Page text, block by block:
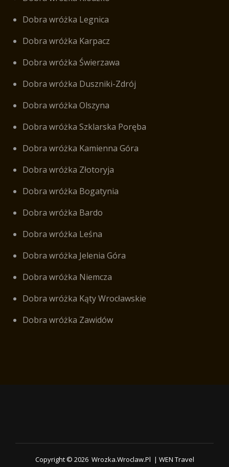
Dobra wróżka Legnica
Dobra wróżka Karpacz
Dobra wróżka Świerzawa
Dobra wróżka Duszniki-Zdrój
Dobra wróżka Olszyna
Dobra wróżka Szklarska Poręba
Dobra wróżka Kamienna Góra
Dobra wróżka Złotoryja
Dobra wróżka Bogatynia
Dobra wróżka Bardo
Dobra wróżka Leśna
Dobra wróżka Jelenia Góra
Dobra wróżka Niemcza
Dobra wróżka Kąty Wrocławskie
Dobra wróżka Zawidów
Copyright © 2026 Wrozka.wroclaw.pl | WEN Travel